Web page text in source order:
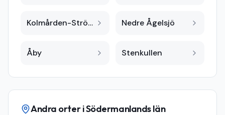
Kolmården-Strömsfors A Nedre Ågelsjö
Åby Stenkullen
Andra orter iSödermanlands län